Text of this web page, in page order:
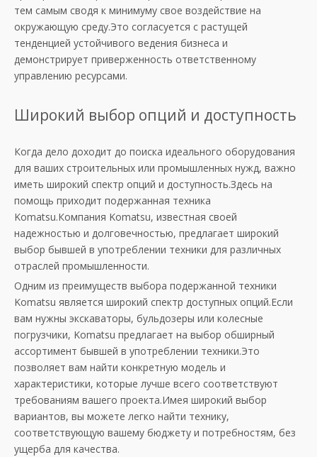
тем самым сводя к минимуму свое воздействие на
окружающую среду.Это согласуется с растущей
тенденцией устойчивого ведения бизнеса и
демонстрирует приверженность ответственному
управлению ресурсами.
Широкий выбор опций и доступность
Когда дело доходит до поиска идеального оборудования
для ваших строительных или промышленных нужд, важно
иметь широкий спектр опций и доступность.Здесь на
помощь приходит подержанная техника
Komatsu.Компания Komatsu, известная своей
надежностью и долговечностью, предлагает широкий
выбор бывшей в употреблении техники для различных
отраслей промышленности.
Одним из преимуществ выбора подержанной техники
Komatsu является широкий спектр доступных опций.Если
вам нужны экскаваторы, бульдозеры или колесные
погрузчики, Komatsu предлагает на выбор обширный
ассортимент бывшей в употреблении техники.Это
позволяет вам найти конкретную модель и
характеристики, которые лучше всего соответствуют
требованиям вашего проекта.Имея широкий выбор
вариантов, вы можете легко найти технику,
соответствующую вашему бюджету и потребностям, без
ущерба для качества.